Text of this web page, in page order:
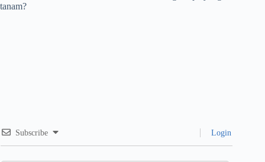
tanam?
Subscribe Login